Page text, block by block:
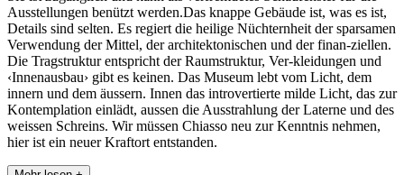
Ausstellungen benützt werden.Das knappe Gebäude ist, was es ist,
Details sind selten. Es regiert die heilige Nüchternheit der sparsamen
Verwendung der Mittel, der architektonischen und der finan-ziellen.
Die Tragstruktur entspricht der Raumstruktur, Ver-kleidungen und
‹Innenausbau› gibt es keinen. Das Museum lebt vom Licht, dem
innern und dem äussern. Innen das introvertierte milde Licht, das zur
Kontemplation einlädt, aussen die Ausstrahlung der Laterne und des
weissen Schreins. Wir müssen Chiasso neu zur Kenntnis nehmen,
hier ist ein neuer Kraftort entstanden.